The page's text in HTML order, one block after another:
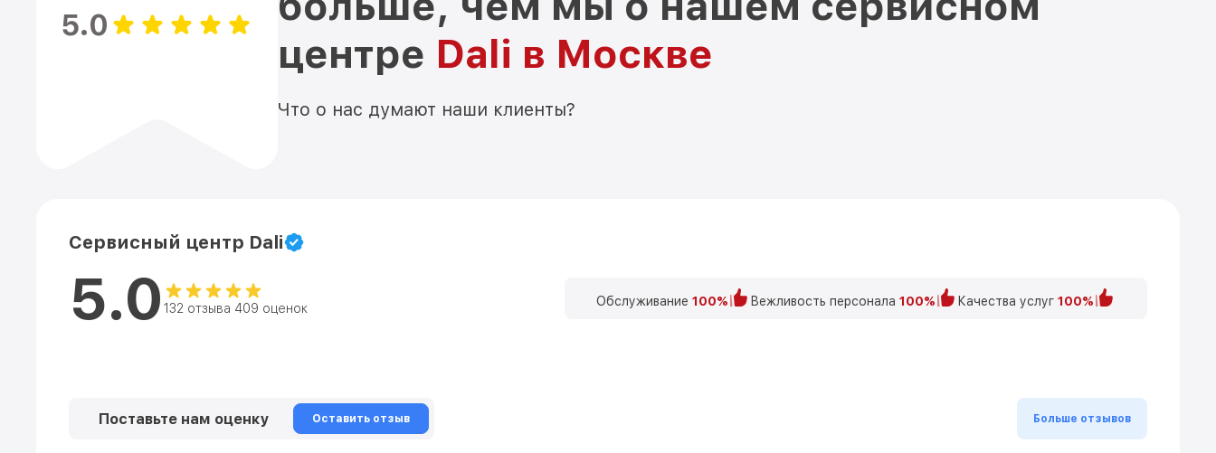
5.0
центре Dali в Москве
Что о нас думают наши клиенты?
Сервисный центр Dali
5.0 132 отзыва 409 оценок Обслуживание 100% Вежливость персонала 100% Качества услуг 100%
Поставьте нам оценку Оставить отзыв Больше отзывов